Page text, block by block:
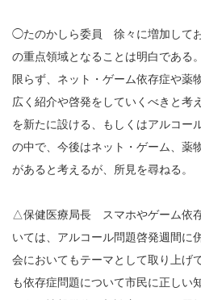
◯たのかしら委員 徐々に増加して
の重点領域となることは明白である
限らず、ネット・ゲーム依存症や薬
広く紹介や啓発をしていくべきと考
を新たに設ける、もしくはアルコー
の中で、今後はネット・ゲーム、薬
があると考えるが、所見を尋ねる。
△保健医療局長 スマホやゲーム依
いては、アルコール問題啓発週間に
会においてもテーマとして取り上げ
も依存症問題について市民に正しい